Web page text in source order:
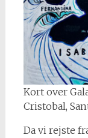
Kort over
Cristobal,
Da vi rejste